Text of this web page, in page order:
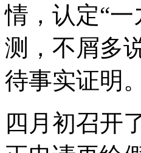
情，认定“
测，不屑多
待事实证明
四月初召开